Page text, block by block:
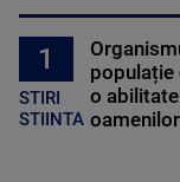
1
STIRI
STIINTA
populație
o